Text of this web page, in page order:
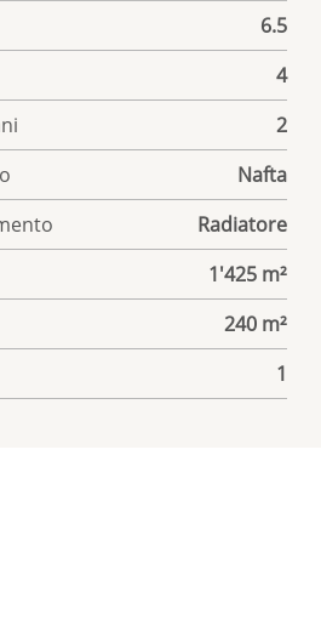
6.5
4
2
Nafta
Radiatore
1'425 m²
240 m²
1